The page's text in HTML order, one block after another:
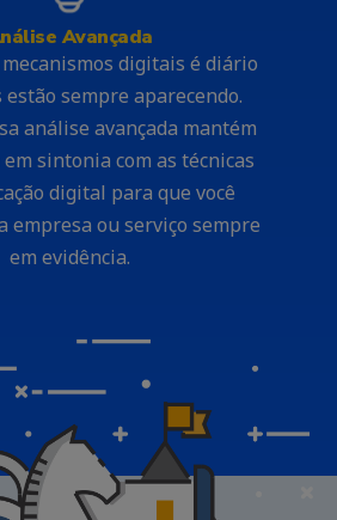
Avançada
mecanismos digitais é diário
estão sempre aparecendo.
análise avançada mantém
sintonia com as técnicas
digital para que você
empresa ou serviço sempre
em evidência.